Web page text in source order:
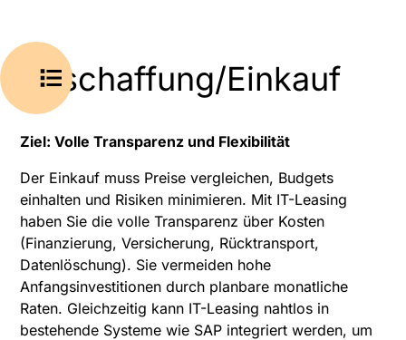
Beschaffung/Einkauf
Ziel: Volle Transparenz und Flexibilität
Der Einkauf muss Preise vergleichen, Budgets
einhalten und Risiken minimieren. Mit IT-Leasing
haben Sie die volle Transparenz über Kosten
(Finanzierung, Versicherung, Rücktransport,
Datenlöschung). Sie vermeiden hohe
Anfangsinvestitionen durch planbare monatliche
Raten. Gleichzeitig kann IT-Leasing nahtlos in
bestehende Systeme wie SAP integriert werden, um